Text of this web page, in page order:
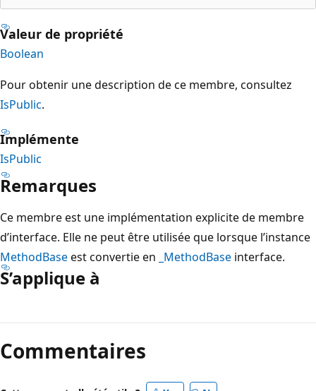
Valeur de propriété
Boolean
Pour obtenir une description de ce membre, consultez
IsPublic.
Implémente
IsPublic
Remarques
Ce membre est une implémentation explicite de membre
d’interface. Elle ne peut être utilisée que lorsque l’instance
MethodBaseest convertie en _MethodBase interface.
S’applique à
lecture
désactivé
Commentaires